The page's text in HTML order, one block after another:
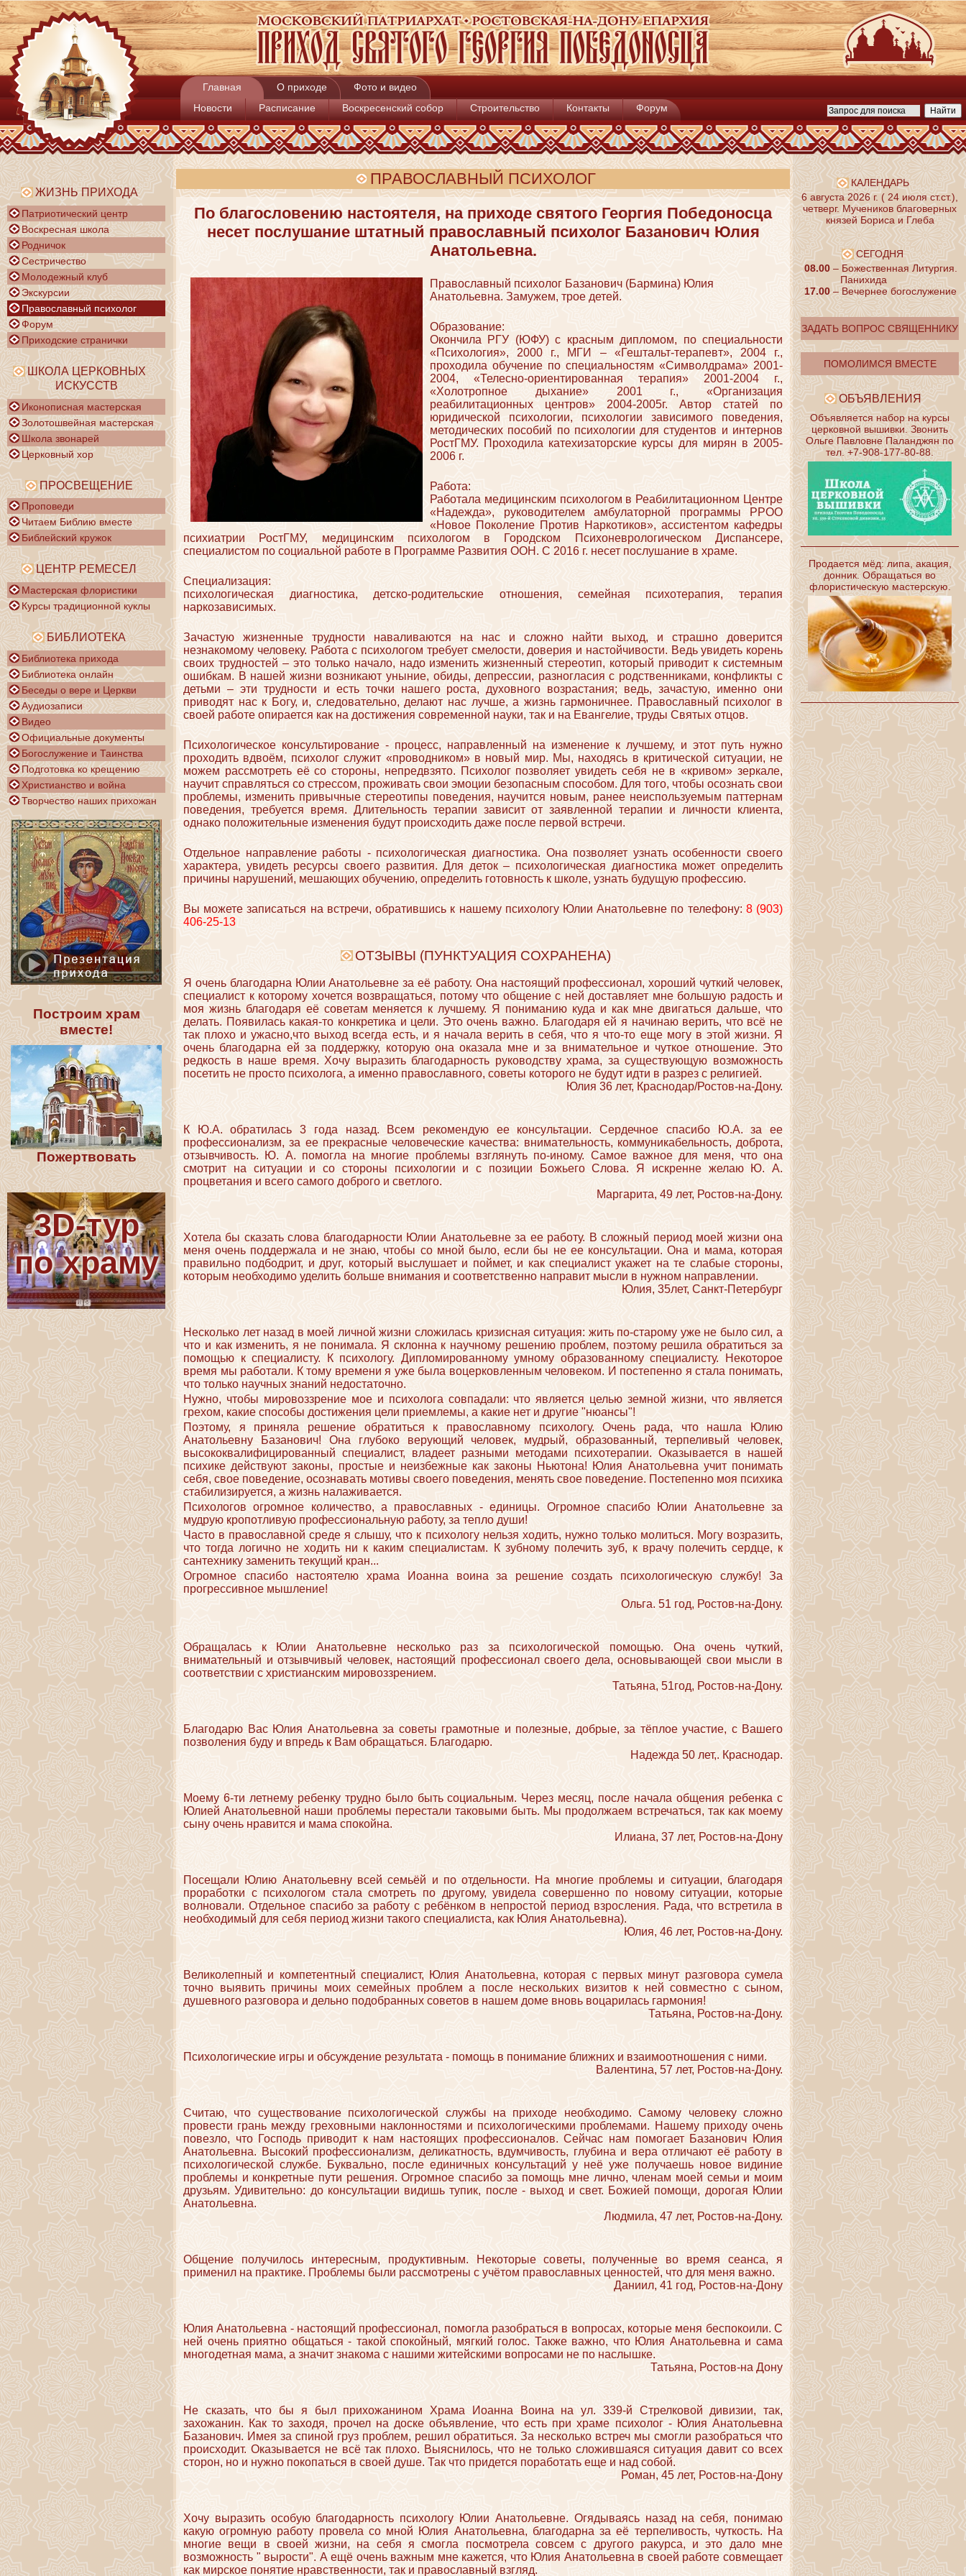
Главная
Новости
Расписание Воскресенский собор Строительство Контакты Форум
О приходе Фото и видео
ЖИЗНЬ ПРИХОДА
Патриотический центр
Воскресная школа
Родничок
Сестричество
Молодежный клуб
Экскурсии
Православный психолог
Форум
Приходские странички
ШКОЛА ЦЕРКОВНЫХ
ИСКУССТВ
Иконописная мастерская
Золотошвейная мастерская
Школа звонарей
Церковный хор
ПРОСВЕЩЕНИЕ
Проповеди
Читаем Библию вместе
Библейский кружок
ЦЕНТР РЕМЕСЕЛ
Мастерская флористики
Курсы традиционной куклы
БИБЛИОТЕКА
Библиотека прихода
Библиотека онлайн
Беседы о вере и Церкви
Аудиозаписи
Видео
Официальные документы
Богослужение и Таинства
Подготовка ко крещению
Христианство и война
Творчество наших прихожан
Построим храм
вместе!
Пожертвовать
3D-тур
по храму
ПРАВОСЛАВНЫЙ ПСИХОЛОГ
По благословению настоятеля, на приходе святого Георгия Победоносца
несет послушание штатный православный психолог Базанович Юлия
Анатольевна.
Православный психолог Базанович (Бармина) Юлия
Анатольевна. Замужем, трое детей.
Образование:
Окончила РГУ (ЮФУ) с красным дипломом, по специальности
«Психология», 2000 г., МГИ – «Гештальт-терапевт», 2004 г.,
проходила обучение по специальностям «Символдрама» 2001-
2004, «Телесно-ориентированная терапия» 2001-2004 г.,
«Холотропное дыхание» 2001 г., «Организация
реабилитационных центров» 2004-2005г. Автор статей по
юридической психологии, психологии зависимого поведения,
методических пособий по психологии для студентов и интернов
РостГМУ. Проходила катехизаторские курсы для мирян в 2005-
2006 г.
Работа:
Работала медицинским психологом в Реабилитационном Центре
«Надежда», руководителем амбулаторной программы РРОО
«Новое Поколение Против Наркотиков», ассистентом кафедры
психиатрии РостГМУ, медицинским психологом в Городском Психоневрологическом Диспансере,
специалистом по социальной работе в Программе Развития ООН. С 2016 г. несет послушание в храме.
Специализация:
психологическая диагностика, детско-родительские отношения, семейная психотерапия, терапия
наркозависимых.
Зачастую жизненные трудности наваливаются на нас и сложно найти выход, и страшно доверится
незнакомому человеку. Работа с психологом требует смелости, доверия и настойчивости. Ведь увидеть корень
своих трудностей – это только начало, надо изменить жизненный стереотип, который приводит к системным
ошибкам. В нашей жизни возникают уныние, обиды, депрессии, разногласия с родственниками, конфликты с
детьми – эти трудности и есть точки нашего роста, духовного возрастания; ведь, зачастую, именно они
приводят нас к Богу, и, следовательно, делают нас лучше, а жизнь гармоничнее. Православный психолог в
своей работе опирается как на достижения современной науки, так и на Евангелие, труды Святых отцов.
Психологическое консультирование - процесс, направленный на изменение к лучшему, и этот путь нужно
проходить вдвоём, психолог служит «проводником» в новый мир. Мы, находясь в критической ситуации, не
можем рассмотреть её со стороны, непредвзято. Психолог позволяет увидеть себя не в «кривом» зеркале,
научит справляться со стрессом, проживать свои эмоции безопасным способом. Для того, чтобы осознать свои
проблемы, изменить привычные стереотипы поведения, научится новым, ранее неиспользуемым паттернам
поведения, требуется время. Длительность терапии зависит от заявленной терапии и личности клиента,
однако положительные изменения будут происходить даже после первой встречи.
Отдельное направление работы - психологическая диагностика. Она позволяет узнать особенности своего
характера, увидеть ресурсы своего развития. Для деток – психологическая диагностика может определить
причины нарушений, мешающих обучению, определить готовность к школе, узнать будущую профессию.
Вы можете записаться на встречи, обратившись к нашему психологу Юлии Анатольевне по телефону: 8 (903)
406-25-13
ОТЗЫВЫ (ПУНКТУАЦИЯ СОХРАНЕНА)
Я очень благодарна Юлии Анатольевне за её работу. Она настоящий профессионал, хороший чуткий человек,
специалист к которому хочется возвращаться, потому что общение с ней доставляет мне большую радость и
моя жизнь благодаря её советам меняется к лучшему. Я пониманию куда и как мне двигаться дальше, что
делать. Появилась какая-то конкретика и цели. Это очень важно. Благодаря ей я начинаю верить, что всё не
так плохо и ужасно,что выход всегда есть, и я начала верить в себя, что я что-то еще могу в этой жизни. Я
очень благодарна ей за поддержку, которую она оказала мне и за внимательное и чуткое отношение. Это
редкость в наше время. Хочу выразить благодарность руководству храма, за существующую возможность
посетить не просто психолога, а именно православного, советы которого не будут идти в разрез с религией.
Юлия 36 лет, Краснодар/Ростов-на-Дону.
К Ю.А. обратилась 3 года назад. Всем рекомендую ее консультации. Сердечное спасибо Ю.А. за ее
профессионализм, за ее прекрасные человеческие качества: внимательность, коммуникабельность, доброта,
отзывчивость. Ю. А. помогла на многие проблемы взглянуть по-иному. Самое важное для меня, что она
смотрит на ситуации и со стороны психологии и с позиции Божьего Слова. Я искренне желаю Ю. А.
процветания и всего самого доброго и светлого.
Маргарита, 49 лет, Ростов-на-Дону.
Хотела бы сказать слова благодарности Юлии Анатольевне за ее работу. В сложный период моей жизни она
меня очень поддержала и не знаю, чтобы со мной было, если бы не ее консультации. Она и мама, которая
правильно подбодрит, и друг, который выслушает и поймет, и как специалист укажет на те слабые стороны,
которым необходимо уделить больше внимания и соответственно направит мысли в нужном направлении.
Юлия, 35лет, Санкт-Петербург
Несколько лет назад в моей личной жизни сложилась кризисная ситуация: жить по-старому уже не было сил, а
что и как изменить, я не понимала. Я склонна к научному решению проблем, поэтому решила обратиться за
помощью к специалисту. К психологу. Дипломированному умному образованному специалисту. Некоторое
время мы работали. К тому времени я уже была воцерковленным человеком. И постепенно я стала понимать,
что только научных знаний недостаточно.
Нужно, чтобы мировоззрение мое и психолога совпадали: что является целью земной жизни, что является
грехом, какие способы достижения цели приемлемы, а какие нет и другие "нюансы"!
Поэтому, я приняла решение обратиться к православному психологу. Очень рада, что нашла Юлию
Анатольевну Базанович! Она глубоко верующий человек, мудрый, образованный, терпеливый человек,
высококвалифицированный специалист, владеет разными методами психотерапии. Оказывается в нашей
психике действуют законы, простые и неизбежные как законы Ньютона! Юлия Анатольевна учит понимать
себя, свое поведение, осознавать мотивы своего поведения, менять свое поведение. Постепенно моя психика
стабилизируется, а жизнь налаживается.
Психологов огромное количество, а православных - единицы. Огромное спасибо Юлии Анатольевне за
мудрую кропотливую профессиональную работу, за тепло души!
Часто в православной среде я слышу, что к психологу нельзя ходить, нужно только молиться. Могу возразить,
что тогда логично не ходить ни к каким специалистам. К зубному полечить зуб, к врачу полечить сердце, к
сантехнику заменить текущий кран...
Огромное спасибо настоятелю храма Иоанна воина за решение создать психологическую службу! За
прогрессивное мышление!
Ольга. 51 год, Ростов-на-Дону.
Обращалась к Юлии Анатольевне несколько раз за психологической помощью. Она очень чуткий,
внимательный и отзывчивый человек, настоящий профессионал своего дела, основывающей свои мысли в
соответствии с христианским мировоззрением.
Татьяна, 51год, Ростов-на-Дону.
Благодарю Вас Юлия Анатольевна за советы грамотные и полезные, добрые, за тёплое участие, с Вашего
позволения буду и впредь к Вам обращаться. Благодарю.
Надежда 50 лет,. Краснодар.
Моему 6-ти летнему ребенку трудно было быть социальным. Через месяц, после начала общения ребенка с
Юлией Анатольевной наши проблемы перестали таковыми быть. Мы продолжаем встречаться, так как моему
сыну очень нравится и мама спокойна.
Илиана, 37 лет, Ростов-на-Дону
Посещали Юлию Анатольевну всей семьёй и по отдельности. На многие проблемы и ситуации, благодаря
проработки с психологом стала смотреть по другому, увидела совершенно по новому ситуации, которые
волновали. Отдельное спасибо за работу с ребёнком в непростой период взросления. Рада, что встретила в
необходимый для себя период жизни такого специалиста, как Юлия Анатольевна).
Юлия, 46 лет, Ростов-на-Дону.
Великолепный и компетентный специалист, Юлия Анатольевна, которая с первых минут разговора сумела
точно выявить причины моих семейных проблем а после нескольких визитов к ней совместно с сыном,
душевного разговора и дельно подобранных советов в нашем доме вновь воцарилась гармония!
Татьяна, Ростов-на-Дону.
Психологические игры и обсуждение результата - помощь в понимание ближних и взаимоотношения с ними.
Валентина, 57 лет, Ростов-на-Дону.
Считаю, что существование психологической службы на приходе необходимо. Самому человеку сложно
провести грань между греховными наклонностями и психологическими проблемами. Нашему приходу очень
повезло, что Господь приводит к нам настоящих профессионалов. Сейчас нам помогает Базанович Юлия
Анатольевна. Высокий профессионализм, деликатность, вдумчивость, глубина и вера отличают её работу в
психологической службе. Буквально, после единичных консультаций у неё уже получаешь новое видиние
проблемы и конкретные пути решения. Огромное спасибо за помощь мне лично, членам моей семьи и моим
друзьям. Удивительно: до консультации видишь тупик, после - выход и свет. Божией помощи, дорогая Юлии
Анатольевна.
Людмила, 47 лет, Ростов-на-Дону.
Общение получилось интересным, продуктивным. Некоторые советы, полученные во время сеанса, я
применил на практике. Проблемы были рассмотрены с учётом православных ценностей, что для меня важно.
Даниил, 41 год, Ростов-на-Дону
Юлия Анатольевна - настоящий профессионал, помогла разобраться в вопросах, которые меня беспокоили. С
ней очень приятно общаться - такой спокойный, мягкий голос. Также важно, что Юлия Анатольевна и сама
многодетная мама, а значит знакома с нашими житейскими вопросами не по наслышке.
Татьяна, Ростов-на Дону
Не сказать, что бы я был прихожанином Храма Иоанна Воина на ул. 339-й Стрелковой дивизии, так,
захожанин. Как то заходя, прочел на доске объявление, что есть при храме психолог - Юлия Анатольевна
Базанович. Имея за спиной груз проблем, решил обратиться. За несколько встреч мы смогли разобраться что
происходит. Оказывается не всё так плохо. Выяснилось, что не только сложившаяся ситуация давит со всех
сторон, но и нужно покопаться в своей душе. Так что придется поработать еще и над собой.
Роман, 45 лет, Ростов-на-Дону
Хочу выразить особую благодарность психологу Юлии Анатольевне. Огядываясь назад на себя, понимаю
какую огромную работу провела со мной Юлия Анатольевна, благодарна за её терпеливость, чуткость. На
многие вещи в своей жизни, на себя я смогла посмотрела совсем с другого ракурса, и это дало мне
возможность " вырости". А ещё очень важным мне кажется, что Юлия Анатольевна в своей работе совмещает
как мирское понятие нравственности, так и православный взгляд.
КАЛЕНДАРЬ
6 августа 2026 г. ( 24 июля ст.ст.),
четверг. Мучеников благоверных
князей Бориса и Глеба
СЕГОДНЯ
08.00 – Божественная Литургия.
Панихида
17.00– Вечернее богослужение
ЗАДАТЬ ВОПРОС СВЯЩЕННИКУ
ПОМОЛИМСЯ ВМЕСТЕ
ОБЪЯВЛЕНИЯ
Объявляется набор на курсы
церковной вышивки. Звонить
Ольге Павловне Паланджян по
тел. +7-908-177-80-88.
Продается мёд: липа, акация,
донник. Обращаться во
флористическую мастерскую.